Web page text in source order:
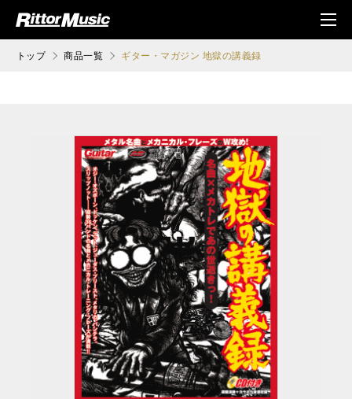
ジック (Rittor Musi
メニ
ュ
トップ 商品一覧 ギター・マガジン 地獄の講義録